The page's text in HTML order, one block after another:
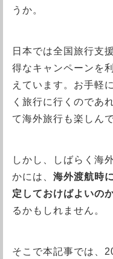
うか。
日本では全国旅行支
得なキャンペーンを
えています。お手軽
く旅行に行くのであ
て海外旅行も楽しん
しかし、しばらく海
かには、 海外渡航時
定しておけばよいの
るかもしれません。
そこで本記事では、